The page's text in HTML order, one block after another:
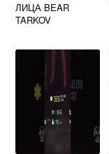
ЛИЦА BEAR
TARKOV